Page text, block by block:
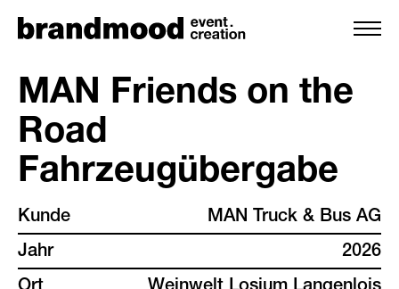
leistungen
projekte
MAN Friends on the
Road
Fahrzeugübergabe
Kunde
MAN Truck & Bus AG
Jahr
2026